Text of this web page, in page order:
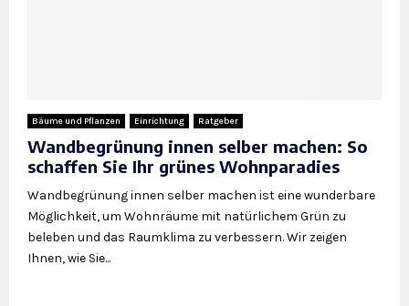
Bäume und Pflanzen Einrichtung Ratgeber
Wandbegrünung innen selber machen: So
schaffen Sie Ihr grünes Wohnparadies
Wandbegrünung innen selber machen ist eine wunderbare
Möglichkeit, um Wohnräume mit natürlichem Grün zu
beleben und das Raumklima zu verbessern. Wir zeigen
Ihnen, wie Sie...